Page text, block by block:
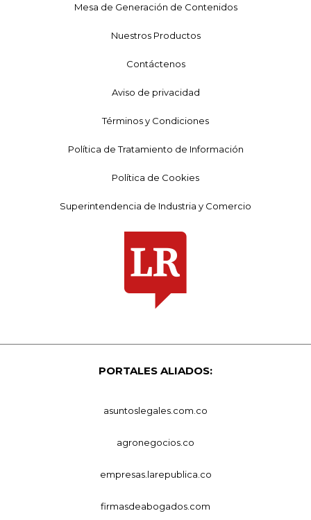
Mesa de Generación de Contenidos
Nuestros Productos
Contáctenos
Aviso de privacidad
Términos y Condiciones
Política de Tratamiento de Información
Política de Cookies
Superintendencia de Industria y Comercio
PORTALES ALIADOS:
asuntoslegales.com.co
agronegocios.co
empresas.larepublica.co
firmasdeabogados.com